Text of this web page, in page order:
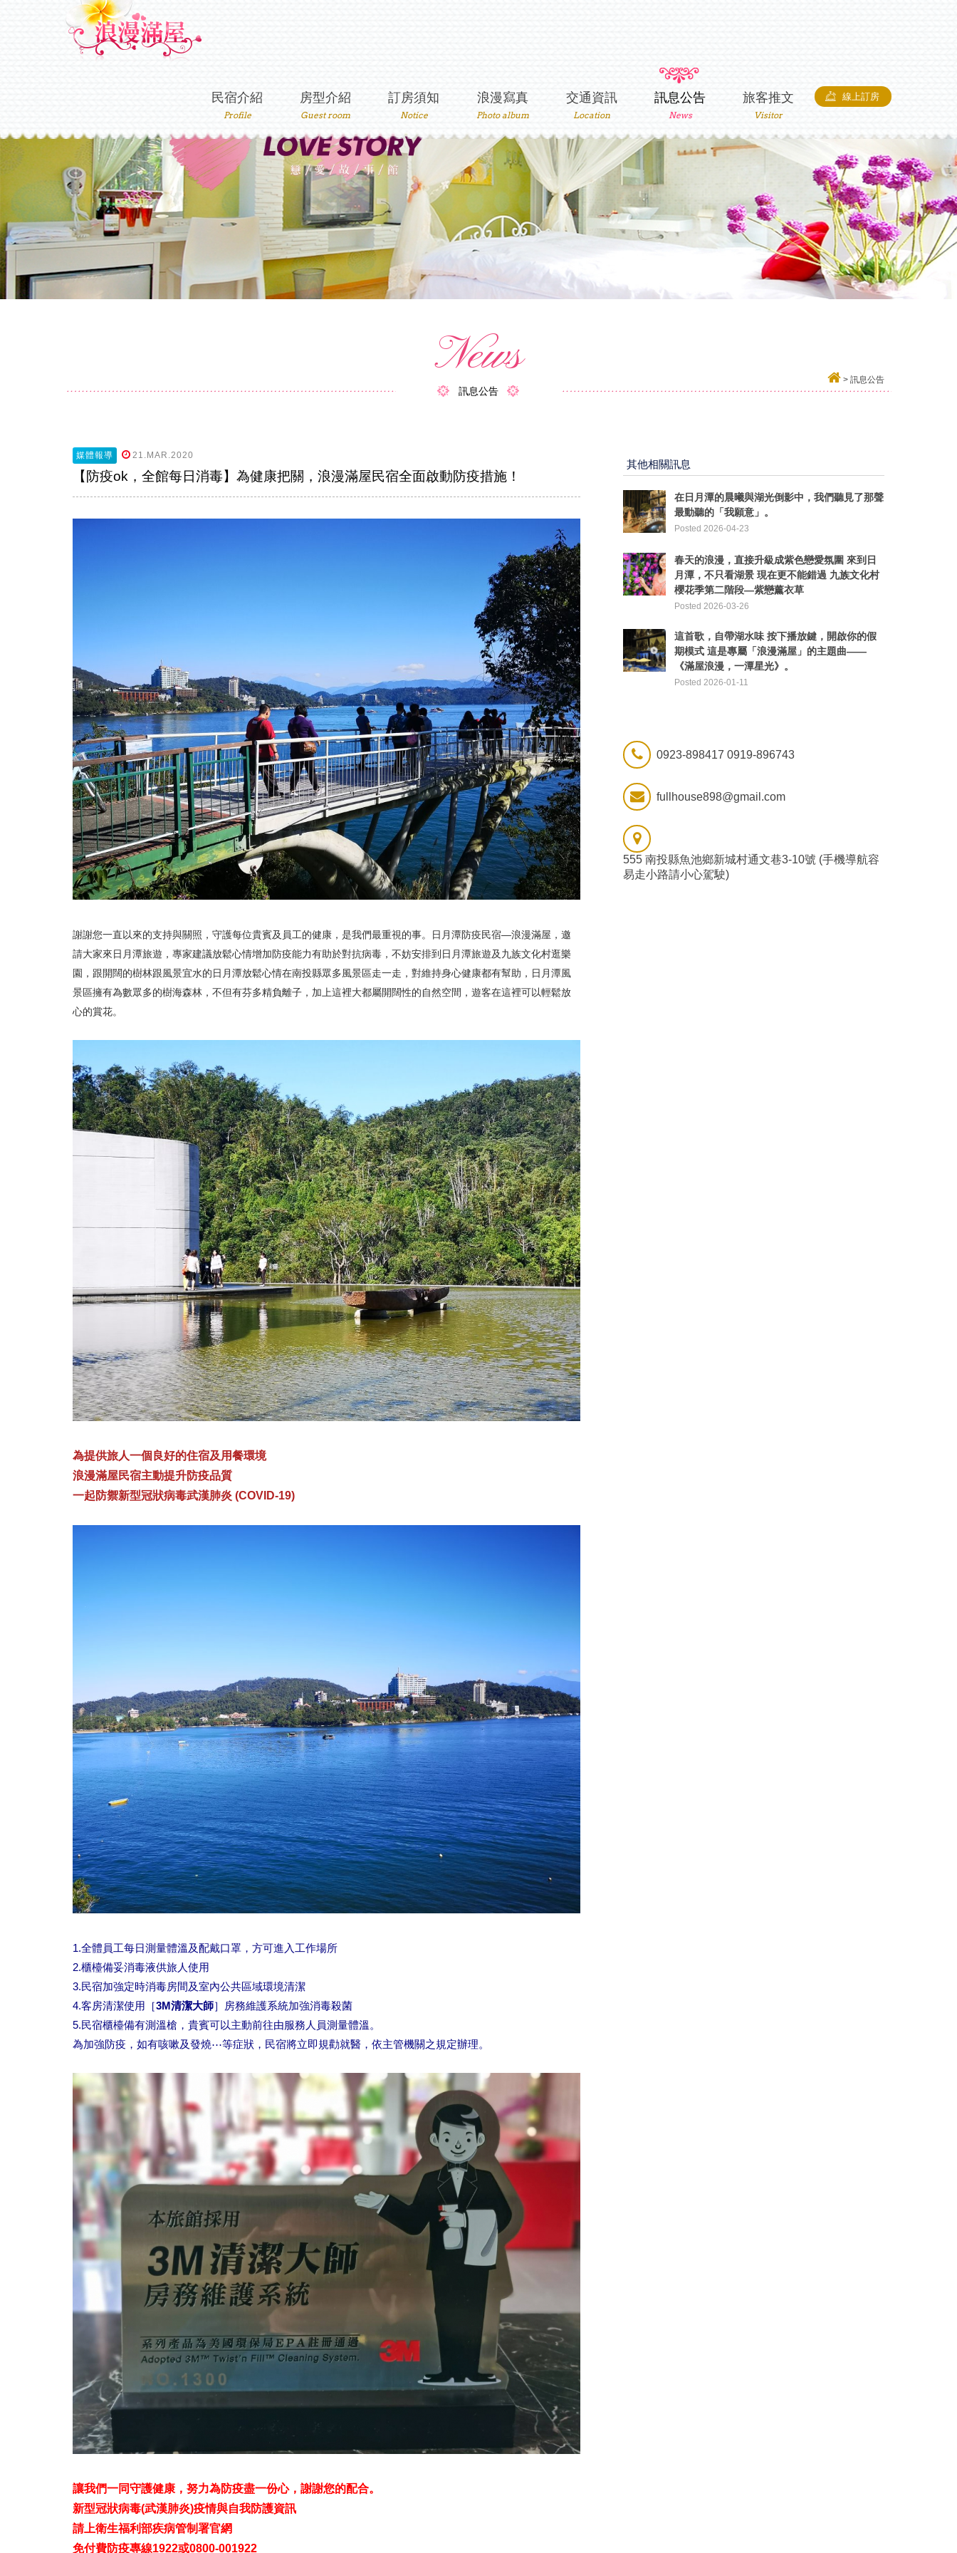
民宿介紹
Profile
房型介紹
Guest room
訂房須知
Notice
浪漫寫真
Photo album
交通資訊
Location
訊息公告
News
旅客推文
Visitor
線上訂房
News
訊息公告
> 訊息公告
媒體報導 21.MAR.2020
【防疫ok，全館每日消毒】為健康把關，浪漫滿屋民宿全面啟動防疫措施！
謝謝您一直以來的支持與關照，守護每位貴賓及員工的健康，是我們最重視的事。日月潭防疫民宿—浪漫滿屋，邀
請大家來日月潭旅遊，專家建議放鬆心情增加防疫能力有助於對抗病毒，不妨安排到日月潭旅遊及九族文化村逛樂
園，跟開闊的樹林跟風景宜水的日月潭放鬆心情在南投縣眾多風景區走一走，對維持身心健康都有幫助，日月潭風
景區擁有為數眾多的樹海森林，不但有芬多精負離子，加上這裡大都屬開闊性的自然空間，遊客在這裡可以輕鬆放
心的賞花。
為提供旅人一個良好的住宿及用餐環境
浪漫滿屋民宿主動提升防疫品質
一起防禦新型冠狀病毒武漢肺炎 (COVID-19)
1.全體員工每日測量體溫及配戴口罩，方可進入工作場所
2.櫃檯備妥消毒液供旅人使用
3.民宿加強定時消毒房間及室內公共區域環境清潔
4.客房清潔使用［3M清潔大師］房務維護系統加強消毒殺菌
5.民宿櫃檯備有測溫槍，貴賓可以主動前往由服務人員測量體溫。
為加強防疫，如有咳嗽及發燒⋯等症狀，民宿將立即規勸就醫，依主管機關之規定辦理。
讓我們一同守護健康，努力為防疫盡一份心，謝謝您的配合。
新型冠狀病毒(武漢肺炎)疫情與自我防護資訊
請上衛生福利部疾病管制署官網
免付費防疫專線1922或0800-001922
其他相關訊息
在日月潭的晨曦與湖光倒影中，我們聽見了那聲
最動聽的「我願意」。
Posted 2026-04-23
春天的浪漫，直接升級成紫色戀愛氛圍 來到日
月潭，不只看湖景 現在更不能錯過 九族文化村
櫻花季第二階段—紫戀薰衣草
Posted 2026-03-26
這首歌，自帶湖水味 ​按下播放鍵，開啟你的假
期模式 這是專屬「浪漫滿屋」的主題曲——
《滿屋浪漫，一潭星光》。
Posted 2026-01-11
0923-898417 0919-896743
fullhouse898@gmail.com
555 南投縣魚池鄉新城村通文巷3-10號 (手機導航容
易走小路請小心駕駛)